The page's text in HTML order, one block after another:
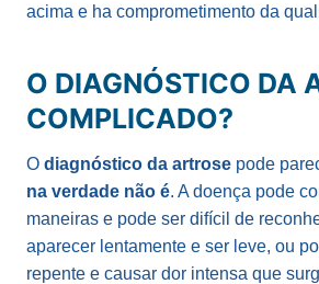
acima e ha comprometimento da
O DIAGNÓSTICO DA
COMPLICADO?
O diagnóstico da artrose pode
na verdade não é. A doença pode
maneiras e pode ser difícil de
aparecer lentamente e ser leve, ou
repente e causar dor intensa que